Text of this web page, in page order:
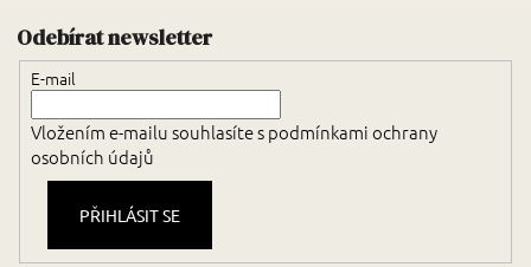
Odebírat newsletter
E-mail
Vložením e-mailu souhlasíte spodmínkami ochrany
osobních údajů
PŘIHLÁSIT SE